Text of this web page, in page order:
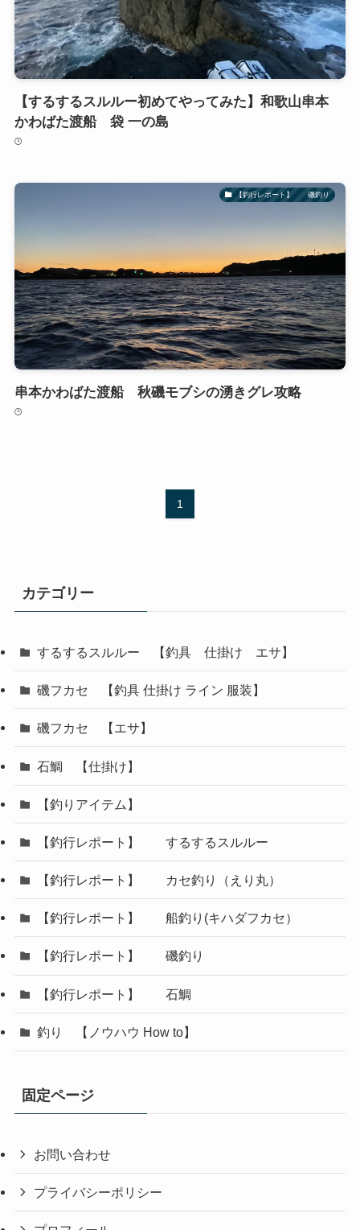
【するするスルルー初めてやってみた】和歌山串本
かわばた渡船 袋 一の島
【釣行レポート】 磯釣り
串本かわばた渡船 秋磯モブシの湧きグレ攻略
1
カテゴリー
するするスルルー 【釣具 仕掛け エサ】
磯フカセ 【釣具 仕掛け ライン 服装】
磯フカセ 【エサ】
石鯛 【仕掛け】
【釣りアイテム】
【釣行レポート】 するするスルルー
【釣行レポート】 カセ釣り（えり丸）
【釣行レポート】 船釣り(キハダフカセ）
【釣行レポート】 磯釣り
【釣行レポート】 石鯛
釣り 【ノウハウ How to】
固定ページ
お問い合わせ
プライバシーポリシー